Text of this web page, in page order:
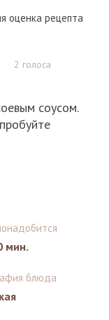
оценка рецепта
2 голоса
соусом.
мин.
блюда